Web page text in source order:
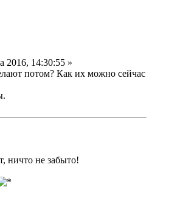
2016, 14:30:55 »
потом? Как их можно сейчас
ничто не забыто!